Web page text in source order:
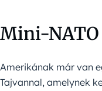
Mini-NATO
Amerikának már van
Tajvannal, amelynek